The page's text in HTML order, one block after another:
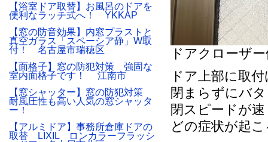
ドアクローザ
ドア上部に取
閉まらずにバ
閉スピードが
どの症状が起
【浴室ドア取替】お風呂のドアを
便利なラッチ式へ！ YKKAP
【窓の防音効果】内窓プラストと
真空ガラス「スペーシア静」W取
付！ 名古屋市瑞穂区
【面格子】窓の防犯対策 強固な
室内面格子です！ 江南市
【窓シャッター】窓の防犯対策
耐風圧性も高い人気の窓シャッタ
ー！
【アルミドア】事務所倉庫ドアの
取替 LIXIL ロンカラーフラッシ